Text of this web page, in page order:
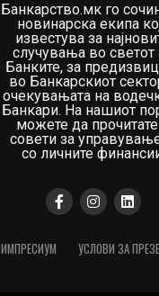
Банкарство.мк го
новинарска екипа
известува за
случувања во светот
Банките, за
во Банкарскиот
очекувањата на
Банкари. На нашиот
можете да
совети за
со личните
ИМПРЕСИУМ УСЛОВИ ЗА